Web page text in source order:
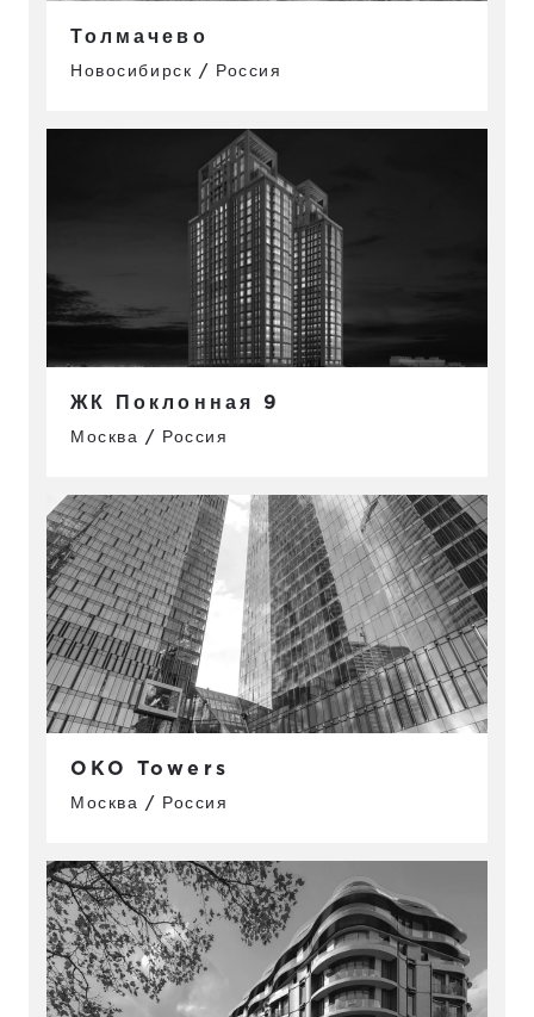
Толмачево
Новосибирск / Россия
ЖК Поклонная 9
Москва / Россия
OKO Towers
Москва / Россия